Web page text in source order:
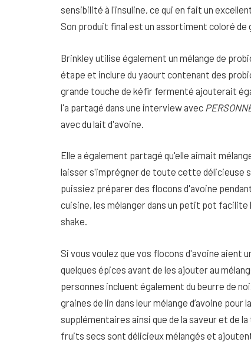
sensibilité à l'insuline, ce qui en fait un
Son produit final est un assortiment coloré de
Brinkley utilise également un mélange de
étape et inclure du yaourt contenant des
grande touche de kéfir fermenté ajouterait
l'a partagé dans une interview avec
avec du lait d'avoine.
Elle a également partagé qu'elle aimait
laisser s'imprégner de toute cette délicieuse
puissiez préparer des flocons d'avoine
cuisine, les mélanger dans un petit pot
shake.
Si vous voulez que vos flocons d'avoine
quelques épices avant de les ajouter au
personnes incluent également du beurre de
graines de lin dans leur mélange d’avoine
supplémentaires ainsi que de la saveur et de
fruits secs sont délicieux mélangés et